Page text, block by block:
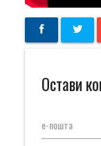
Остави
е-пошта